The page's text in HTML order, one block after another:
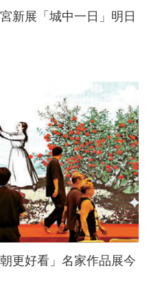
新展「城中一日」明日
更好看」名家作品展今